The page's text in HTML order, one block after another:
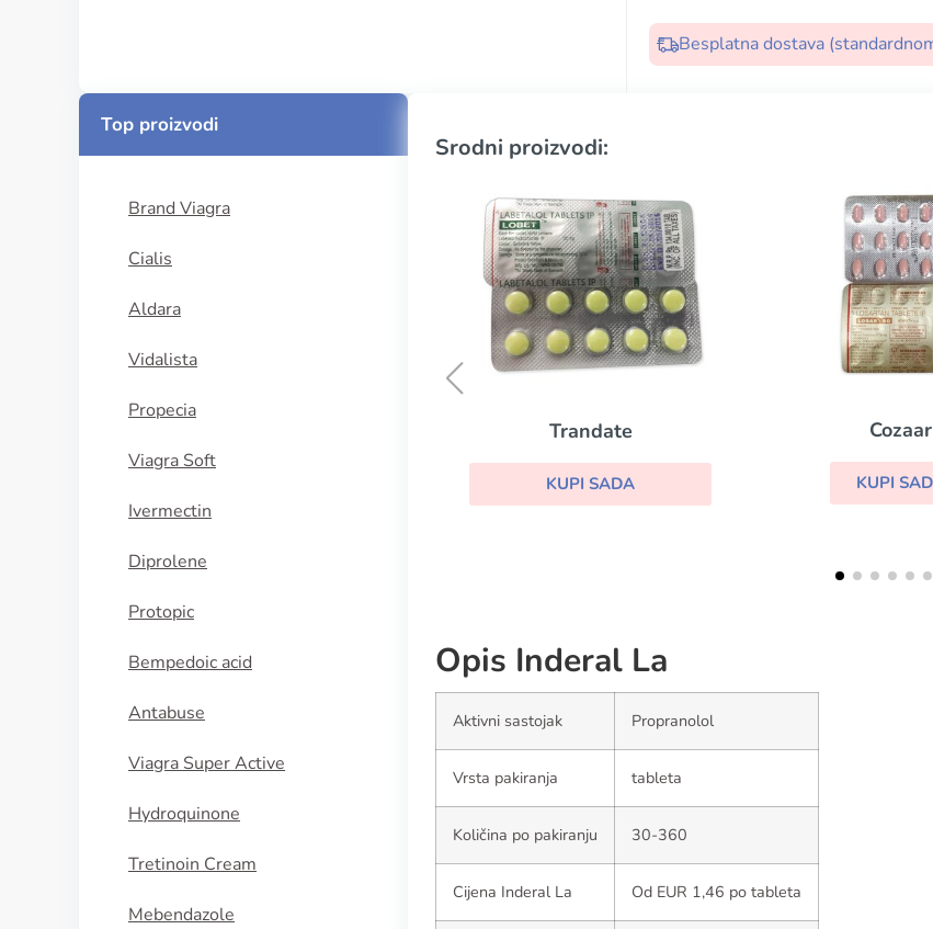
Besplatna dostava
Top proizvodi
Brand Viagra
Cialis
Aldara
Vidalista
Propecia
Viagra Soft
Ivermectin
Diprolene
Protopic
Bempedoic acid
Antabuse
Viagra Super Active
Hydroquinone
Tretinoin Cream
Mebendazole
Srodni proizvodi:
Cozaar
KUPI SADA KUPI
Opis Inderal La
Aktivni sastojak Propranolol
Vrsta pakiranja tableta
Količina po pakiranju 30-360
Cijena Inderal La Od EUR 1,46 po tableta